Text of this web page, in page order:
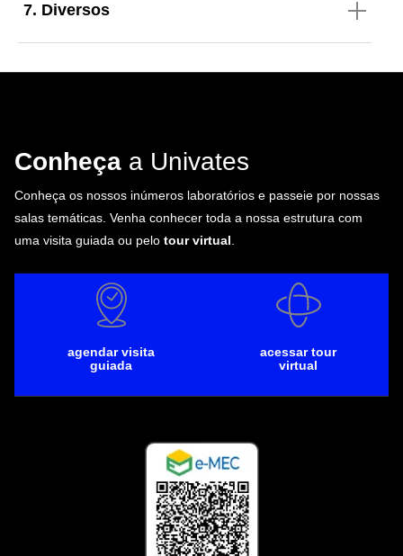
7. Diversos
Conheça a Univates
Conheça os nossos inúmeros laboratórios e passeie por nossas
salas temáticas. Venha conhecer toda a nossa estrutura com
uma visita guiada ou pelo tour virtual
agendar visita
guiada
acessar tour
virtual